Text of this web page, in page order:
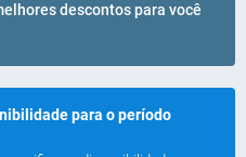
descontos para você
para o período